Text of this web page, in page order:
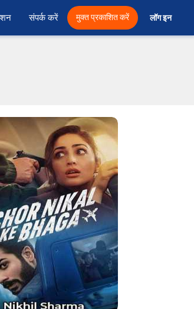
संपर्क करें मुक्त प्रकाशित करें लॉग इन